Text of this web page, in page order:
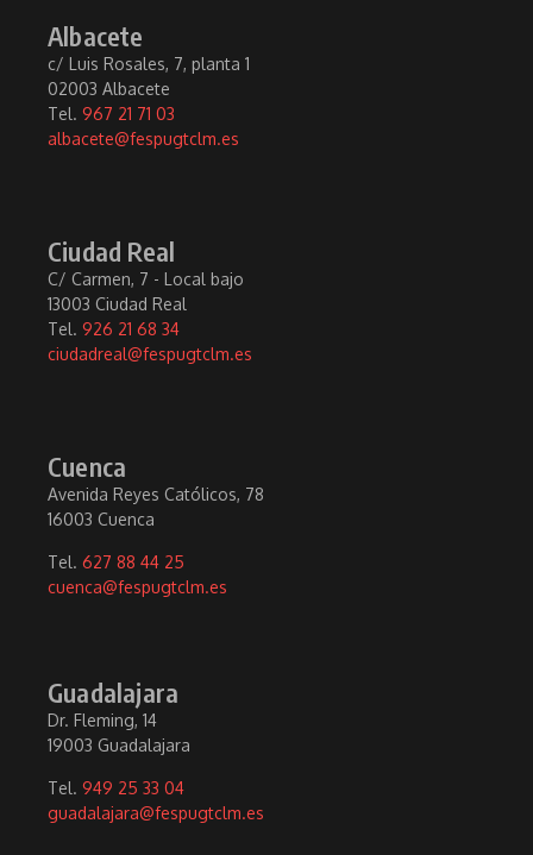
Albacete
c/ Luis Rosales, 7, planta 1
02003 Albacete
Tel. 967 21 71 03
albacete@fespugtclm.es
Ciudad Real
C/ Carmen, 7 - Local bajo
13003 Ciudad Real
Tel. 926 21 68 34
ciudadreal@fespugtclm.es
Cuenca
Avenida Reyes Católicos, 78
16003 Cuenca
Tel. 627 88 44 25
cuenca@fespugtclm.es
Guadalajara
Dr. Fleming, 14
19003 Guadalajara
Tel. 949 25 33 04
guadalajara@fespugtclm.es